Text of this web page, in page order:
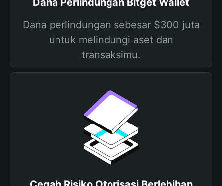
Dana Perlindungan Bitget Wallet
Dana perlindungan sebesar $300 juta
untuk melindungi aset dan
transaksimu.